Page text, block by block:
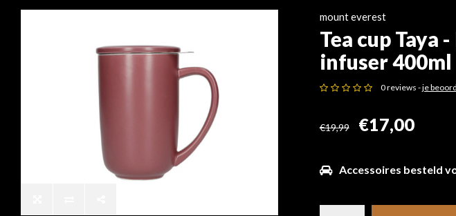
mount everest
Tea cup Taya
infuser 400ml
0 reviews -je
€19,99 €17,00
Accessoires besteld